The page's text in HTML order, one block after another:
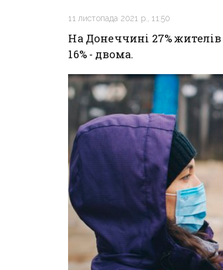
11 листопада 2021 р., 11:50
На Донеччині 27%
16% - двома.